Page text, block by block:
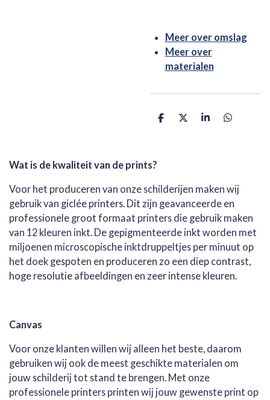
Meer over omslag
Meer over
materialen
D
D
S
D
Wat is de kwaliteit van de prints?
Voor het produceren van onze schilderijen maken wij
gebruik van giclée printers. Dit zijn geavanceerde en
professionele groot formaat printers die gebruik maken
van 12 kleuren inkt. De gepigmenteerde inkt worden met
miljoenen microscopische inktdruppeltjes per minuut op
het doek gespoten en produceren zo een diep contrast,
hoge resolutie afbeeldingen en zeer intense kleuren.
Canvas
Voor onze klanten willen wij alleen het beste, daarom
gebruiken wij ook de meest geschikte materialen om
jouw schilderij tot stand te brengen. Met onze
professionele printers printen wij jouw gewenste print op